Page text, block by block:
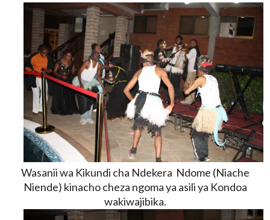
Wasanii wa Kikundi cha Ndekera Ndome (Niache
Niende) kinacho cheza ngoma ya asili ya Kondoa
wakiwajibika.